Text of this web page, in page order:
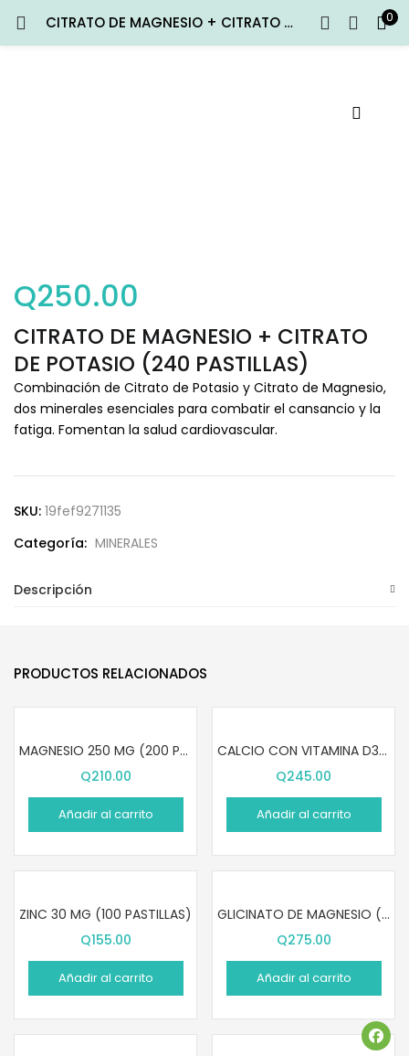
CITRATO DE MAGNESIO + CITRATO DE POTASIO (240 PASTILLAS) 0
CITRATO DE MAGNESIO + CITRATO
DE POTASIO (240 PASTILLAS)
Q250.00
Combinación de Citrato de Potasio y Citrato de Magnesio,
dos minerales esenciales para combatir el cansancio y la
fatiga. Fomentan la salud cardiovascular.
SKU: 19fef9271135
Categoría: MINERALES
Descripción
PRODUCTOS RELACIONADOS
MAGNESIO 250 MG (200 PASTILLAS)
Q210.00
Añadir al carrito
CALCIO CON VITAMINA D3 (120 SOFTGELS)
Q245.00
Añadir al carrito
ZINC 30 MG (100 PASTILLAS)
Q155.00
Añadir al carrito
GLICINATO DE MAGNESIO (120 CÁPSULAS)
Q275.00
Añadir al carrito
ENTRAR REGISTRARSE